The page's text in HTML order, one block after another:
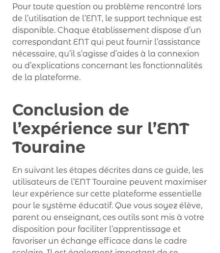
Pour toute question ou problème rencontré lors
de l’utilisation de l’ENT, le support technique est
disponible. Chaque établissement dispose d’un
correspondant ENT qui peut fournir l’assistance
nécessaire, qu’il s’agisse d’aides à la connexion
ou d’explications concernant les fonctionnalités
de la plateforme.
Conclusion de
l’expérience sur l’ENT
Touraine
En suivant les étapes décrites dans ce guide, les
utilisateurs de l’ENT Touraine peuvent maximiser
leur expérience sur cette plateforme essentielle
pour le système éducatif. Que vous soyez élève,
parent ou enseignant, ces outils sont mis à votre
disposition pour faciliter l’apprentissage et
favoriser un échange efficace dans le cadre